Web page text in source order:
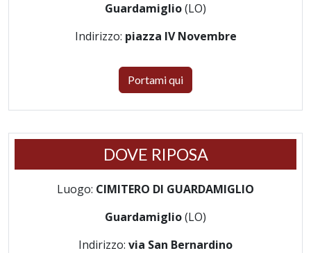
Guardamiglio(LO)
Indirizzo: piazza IV Novembre
Portami qui
DOVE RIPOSA
Luogo: CIMITERO DI GUARDAMIGLIO
Guardamiglio(LO)
Indirizzo: via San Bernardino